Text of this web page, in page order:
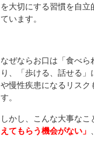
を大切にする習慣を自立
ています。
なぜならお口は「食べら
り、「歩ける、話せる
や慢性疾患になるリス
す。
しかし、こんな大事なこ
えてもらう機会がない」